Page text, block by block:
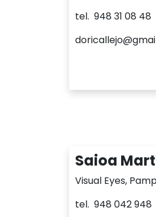
tel. 948 31 08 48
Saioa
Visual Eyes,
tel. 948 042 948